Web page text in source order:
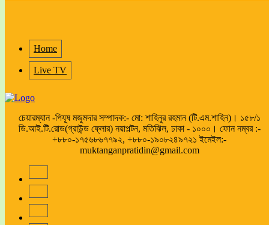
Home
Live TV
চেয়ারম্যান -পিযূষ মজুমদার সম্পাদক:- মো: শাহিনুর রহমান (টি.এম.শাহিন)। ১৫৮/১
ডি.আই.টি.রোড(গ্রাউন্ড ফ্লোর) নয়াপল্টন, মতিঝিল, ঢাকা - ১০০০। ফোন নম্বর :-
+৮৮০-১৭৫৬৮৬৭৭৯২, +৮৮০-১৯০৮২৪৯৭২১ ইমেইল:-
muktanganpratidin@gmail.com